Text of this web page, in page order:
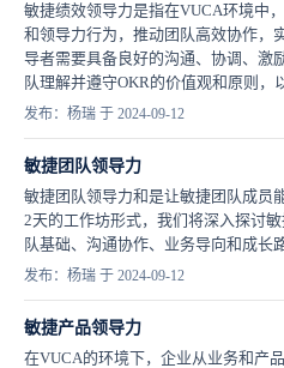
敏捷绩效领导力是指在VUCA环境中
和领导力行为，推动团队高效协作，
导者需要具备良好的沟通、协调、激
队理解并遵守OKR的价值观和原则，
发布：杨瑞 于 2024-09-12
敏捷团队领导力
敏捷团队领导力和是让敏捷团队成员
2天的工作坊形式，我们将深入探讨
队基础、沟通协作、业务导向和成长
发布：杨瑞 于 2024-09-12
敏捷产品领导力
在VUCA的环境下，企业从业务和产